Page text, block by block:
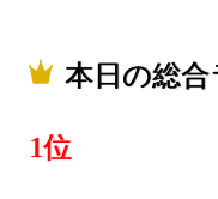
本日の総
1位